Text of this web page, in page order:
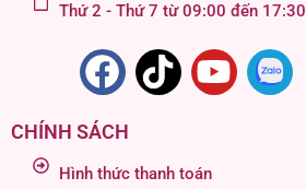
Thứ 2 - Thứ 7 từ 09:00 đến 17:30
CHÍNH SÁCH
Hình thức thanh toán